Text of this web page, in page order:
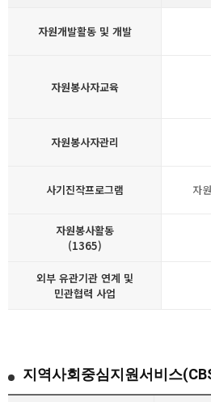
자원개발활동 및 개발
자원봉사자교육
자원봉사자관리
사기진작프로그램 자
자원봉사활동
(1365)
외부 유관기관 연계 및
민관협력 사업
지역사회중심지원서비스